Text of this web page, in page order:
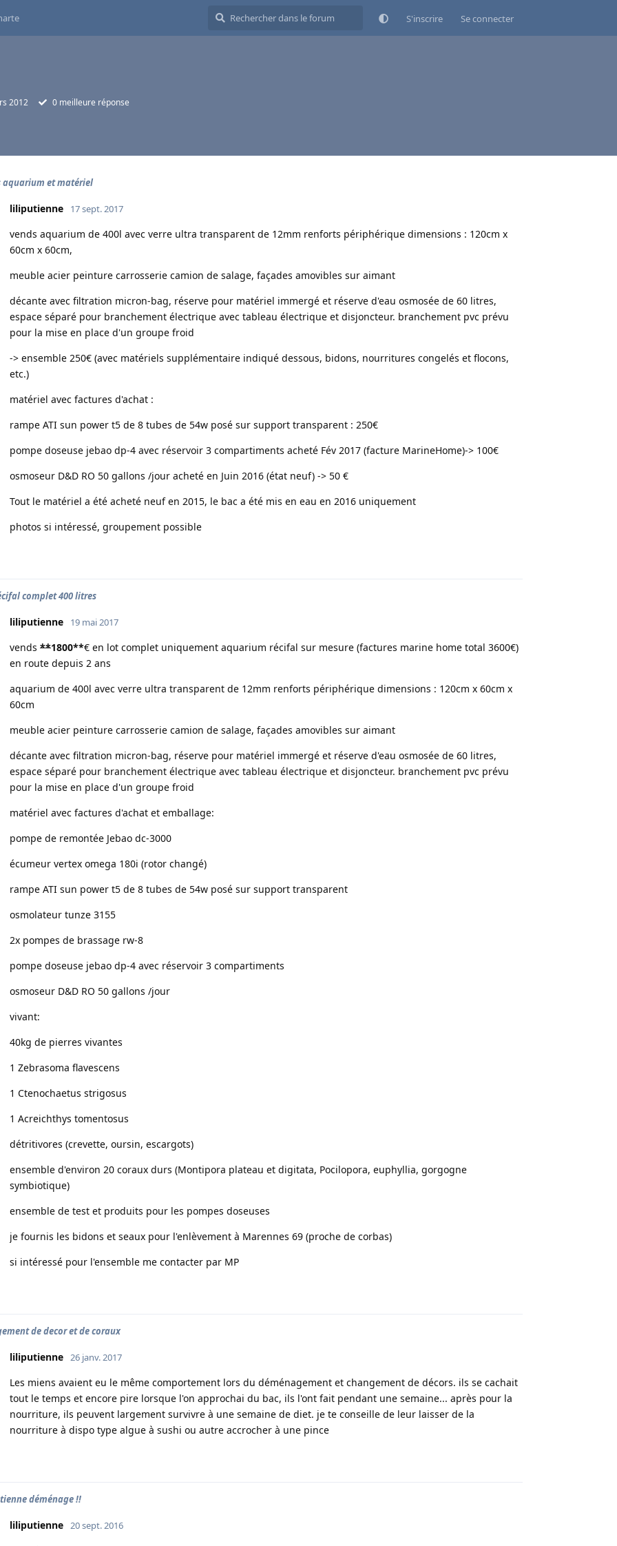
S'inscrire Se connecter
2012 0 meilleure réponse
aquarium et matériel
liliputienne 17 sept. 2017
vends aquarium de 400l avec verre ultra transparent de 12mm renforts périphérique dimensions : 120cm x
60cm x 60cm,
meuble acier peinture carrosserie camion de salage, façades amovibles sur aimant
décante avec filtration micron-bag, réserve pour matériel immergé et réserve d'eau osmosée de 60 litres,
espace séparé pour branchement électrique avec tableau électrique et disjoncteur. branchement pvc prévu
pour la mise en place d'un groupe froid
-> ensemble 250€ (avec matériels supplémentaire indiqué dessous, bidons, nourritures congelés et flocons,
etc.)
matériel avec factures d'achat :
rampe ATI sun power t5 de 8 tubes de 54w posé sur support transparent : 250€
pompe doseuse jebao dp-4 avec réservoir 3 compartiments acheté Fév 2017 (facture MarineHome)-> 100€
osmoseur D&D RO 50 gallons /jour acheté en Juin 2016 (état neuf) -> 50 €
Tout le matériel a été acheté neuf en 2015, le bac a été mis en eau en 2016 uniquement
photos si intéressé, groupement possible
complet 400 litres
liliputienne 19 mai 2017
vends **1800**€ en lot complet uniquement aquarium récifal sur mesure (factures marine home total 3600€)
en route depuis 2 ans
aquarium de 400l avec verre ultra transparent de 12mm renforts périphérique dimensions : 120cm x 60cm x
60cm
meuble acier peinture carrosserie camion de salage, façades amovibles sur aimant
décante avec filtration micron-bag, réserve pour matériel immergé et réserve d'eau osmosée de 60 litres,
espace séparé pour branchement électrique avec tableau électrique et disjoncteur. branchement pvc prévu
pour la mise en place d'un groupe froid
matériel avec factures d'achat et emballage:
pompe de remontée Jebao dc-3000
écumeur vertex omega 180i (rotor changé)
rampe ATI sun power t5 de 8 tubes de 54w posé sur support transparent
osmolateur tunze 3155
2x pompes de brassage rw-8
pompe doseuse jebao dp-4 avec réservoir 3 compartiments
osmoseur D&D RO 50 gallons /jour
vivant:
40kg de pierres vivantes
1 Zebrasoma flavescens
1 Ctenochaetus strigosus
1 Acreichthys tomentosus
détritivores (crevette, oursin, escargots)
ensemble d'environ 20 coraux durs (Montipora plateau et digitata, Pocilopora, euphyllia, gorgogne
symbiotique)
ensemble de test et produits pour les pompes doseuses
je fournis les bidons et seaux pour l'enlèvement à Marennes 69 (proche de corbas)
si intéressé pour l'ensemble me contacter par MP
de decor et de coraux
liliputienne 26 janv. 2017
Les miens avaient eu le même comportement lors du déménagement et changement de décors. ils se cachait
tout le temps et encore pire lorsque l'on approchai du bac, ils l'ont fait pendant une semaine... après pour la
nourriture, ils peuvent largement survivre à une semaine de diet. je te conseille de leur laisser de la
nourriture à dispo type algue à sushi ou autre accrocher à une pince
déménage !!
liliputienne 20 sept. 2016